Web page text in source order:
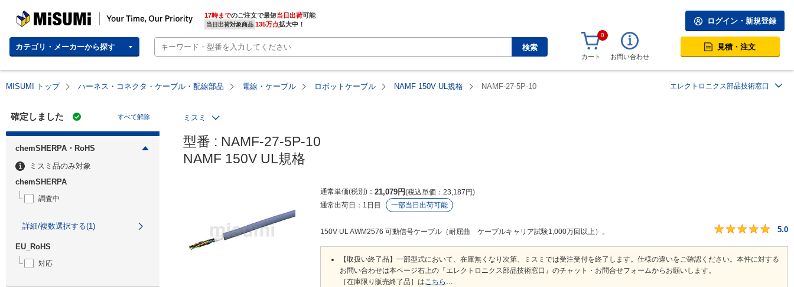
MISUMI | Your Time, Our Priority 17時までのご注文で最短当日出荷
当日出荷対象商品 135万点拡大中！
カテゴリ・メーカーから探す 検索
ログイン・新規登録
0
カート お問い合わせ
見積・注文
MISUMI トップ ハーネス・コネクタ・ケーブル・配線部品 電線・ケーブル ロボットケーブル NAMF 150V UL規格 NAMF-27-5P-10 エレクトロニクス部品技術窓口
確定しました すべて解除
chemSHERPA・RoHS
ミスミ品のみ対象
chemSHERPA
調査中
詳細/複数選択する(1)
EU_RoHS
対応
ミスミ
型番 : NAMF-27-5P-10
NAMF 150V UL規格
通常単価(税別) 21,079円 税込単価 23,187円
通常出荷日： 1日目 一部当日出荷可能
150V UL AWM2576 可動信号ケーブル（耐屈曲 ケーブルキャリア試験1,000万回以上）。 5.0
【取扱い終了品】一部型式において、在庫無くなり次第、ミスミでは受注受付を終了します。仕様の違いをご確認ください。本件に対する
お問い合わせは本ページ右上の『エレクトロニクス部品技術窓口』のチャット・お問合せフォームからお願いします。
［在庫限り販売終了品］はこちら